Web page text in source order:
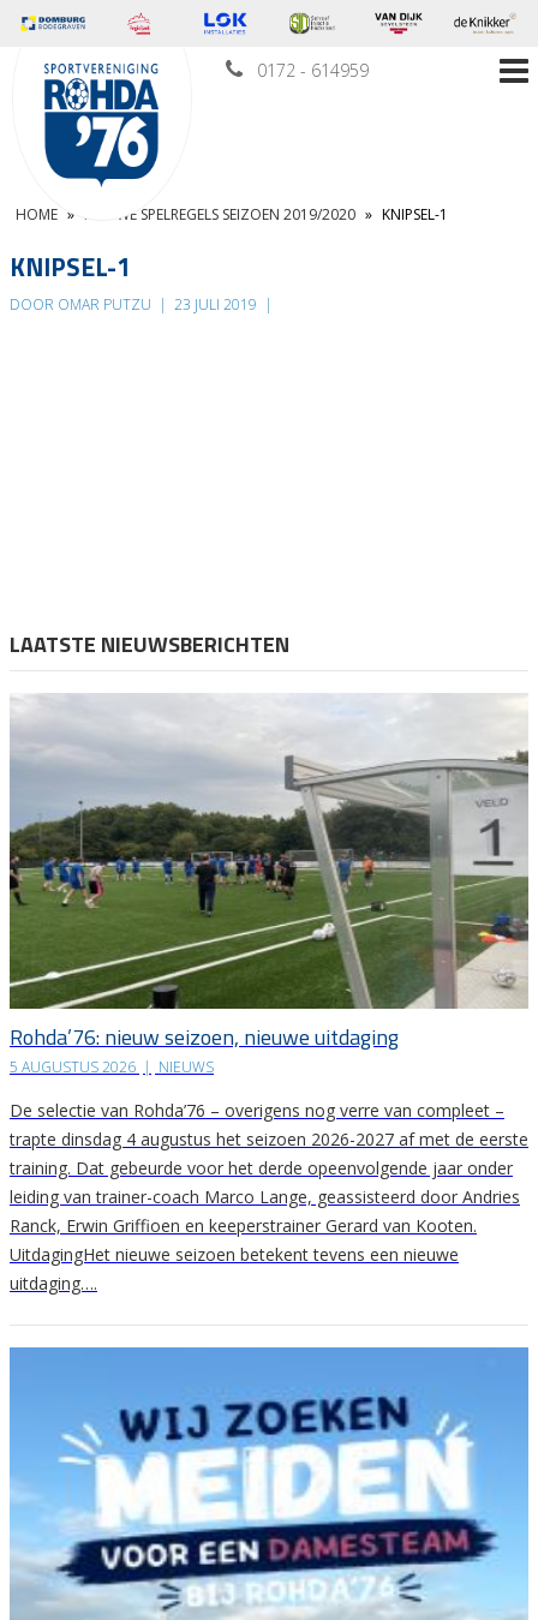
0172 - 614959
HOME » NIEUWE SPELREGELS SEIZOEN 2019/2020 » KNIPSEL-1
KNIPSEL-1
DOOR OMAR PUTZU | 23 JULI 2019 |
LAATSTE NIEUWSBERICHTEN
Rohda’76: nieuw seizoen, nieuwe uitdaging
5 AUGUSTUS 2026 | NIEUWS
De selectie van Rohda’76 – overigens nog verre van compleet –
trapte dinsdag 4 augustus het seizoen 2026-2027 af met de eerste
training. Dat gebeurde voor het derde opeenvolgende jaar onder
leiding van trainer-coach Marco Lange, geassisteerd door Andries
Ranck, Erwin Griffioen en keeperstrainer Gerard van Kooten.
UitdagingHet nieuwe seizoen betekent tevens een nieuwe
uitdaging….